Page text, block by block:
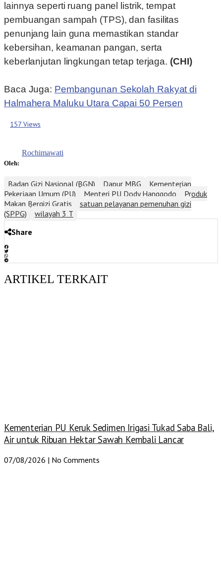
lainnya seperti ruang panel listrik, tempat
pembuangan sampah (TPS), dan fasilitas
penunjang lain guna memastikan standar
kebersihan, keamanan pangan, serta
keberlanjutan lingkungan tetap terjaga. (CHI)
Baca Juga: Pembangunan Sekolah Rakyat di
Halmahera Maluku Utara Capai 50 Persen
157 Views
Oleh:
Rochimawati
Badan Gizi Nasional (BGN) Dapur MBG
Kementerian
Pekerjaan Umum (PU)
Menteri PU Dody Hanggodo
Produk
Makan Bergizi Gratis
satuan pelayanan pemenuhan gizi
(SPPG)
wilayah 3 T
Share
ARTIKEL TERKAIT
Kementerian PU Keruk Sedimen Irigasi Tukad Saba Bali,
Air untuk Ribuan Hektar Sawah Kembali Lancar
07/08/2026 No Comments